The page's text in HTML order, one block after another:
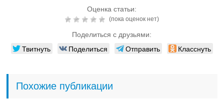
Оценка статьи:
(пока оценок нет)
Поделиться с друзьями:
Твитнуть Поделиться Отправить Класснуть
Похожие публикации